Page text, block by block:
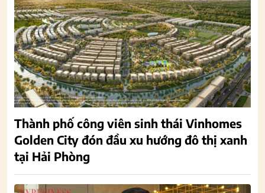
Thành phố công viên sinh thái Vinhomes
Golden City đón đầu xu hướng đô thị xanh
tại Hải Phòng